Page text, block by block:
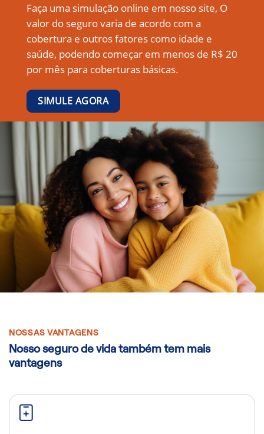
Faça uma simulação online em nosso site, O
valor do seguro varia de acordo com a
cobertura e outros fatores como idade e
saúde, podendo começar em menos de R$ 20
por mês para coberturas básicas.
SIMULE AGORA
NOSSAS VANTAGENS
Nosso seguro de vida também tem mais
vantagens